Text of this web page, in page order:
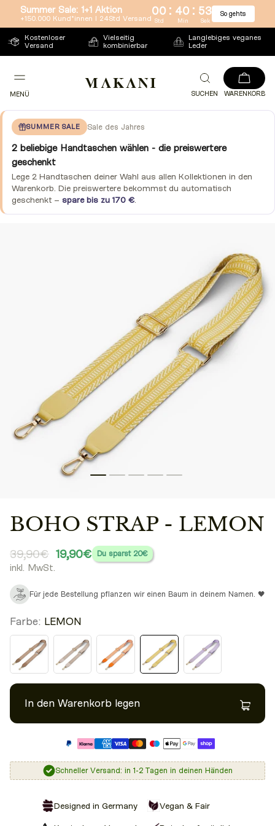
Direkt
zum
Inhalt
Summer Sale: 1+1 Aktion
+150.000 Kund*innen l 24Std Versand
00 : 40 : 53
Std Min Sek
So gehts
Kostenloser
Versand
Vielseitig
kombinierbar
Langlebiges veganes
Leder
MENÜ SUCHEN WARENKORB
SUMMER SALE Sale des Jahres
2 beliebige Handtaschen wählen - die preiswertere
geschenkt
Lege 2 Handtaschen deiner Wahl aus allen Kollektionen in den
Warenkorb. Die preiswertere bekommst du automatisch
geschenkt – spare bis zu 170 €
BOHO STRAP - LEMON
39,90€ 19,90€ Du sparst 20€
inkl. MwSt.
Für jede Bestellung pflanzen wir einen Baum in deinem Namen. 🖤
Farbe: LEMON
In den Warenkorb legen
Schneller Versand: in 1-2 Tagen in deinen Händen
Designed in Germany Vegan & Fair